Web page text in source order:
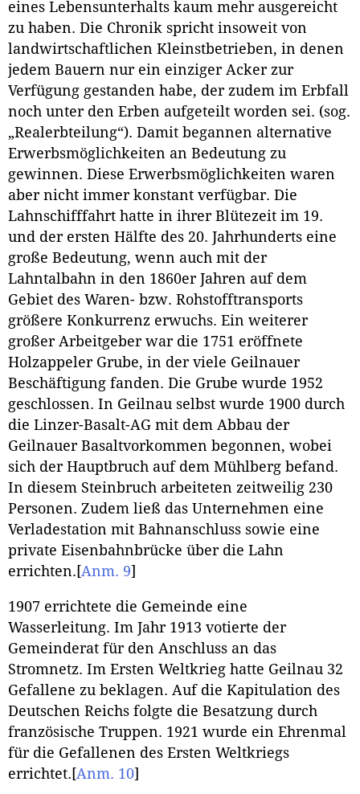
eines Lebensunterhalts kaum mehr ausgereicht
zu haben. Die Chronik spricht insoweit von
landwirtschaftlichen Kleinstbetrieben, in denen
jedem Bauern nur ein einziger Acker zur
Verfügung gestanden habe, der zudem im Erbfall
noch unter den Erben aufgeteilt worden sei. (sog.
„Realerbteilung“). Damit begannen alternative
Erwerbsmöglichkeiten an Bedeutung zu
gewinnen. Diese Erwerbsmöglichkeiten waren
aber nicht immer konstant verfügbar. Die
Lahnschifffahrt hatte in ihrer Blütezeit im 19.
und der ersten Hälfte des 20. Jahrhunderts eine
große Bedeutung, wenn auch mit der
Lahntalbahn in den 1860er Jahren auf dem
Gebiet des Waren- bzw. Rohstofftransports
größere Konkurrenz erwuchs. Ein weiterer
großer Arbeitgeber war die 1751 eröffnete
Holzappeler Grube, in der viele Geilnauer
Beschäftigung fanden. Die Grube wurde 1952
geschlossen. In Geilnau selbst wurde 1900 durch
die Linzer-Basalt-AG mit dem Abbau der
Geilnauer Basaltvorkommen begonnen, wobei
sich der Hauptbruch auf dem Mühlberg befand.
In diesem Steinbruch arbeiteten zeitweilig 230
Personen. Zudem ließ das Unternehmen eine
Verladestation mit Bahnanschluss sowie eine
private Eisenbahnbrücke über die Lahn
errichten. [Anm. 9]
1907 errichtete die Gemeinde eine
Wasserleitung. Im Jahr 1913 votierte der
Gemeinderat für den Anschluss an das
Stromnetz. Im Ersten Weltkrieg hatte Geilnau 32
Gefallene zu beklagen. Auf die Kapitulation des
Deutschen Reichs folgte die Besatzung durch
französische Truppen. 1921 wurde ein Ehrenmal
für die Gefallenen des Ersten Weltkriegs
errichtet. [Anm. 10]